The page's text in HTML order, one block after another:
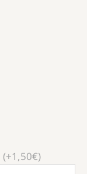
(+1,50€)